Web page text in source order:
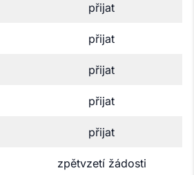
přijat
přijat
přijat
přijat
přijat
zpětvzetí žádosti